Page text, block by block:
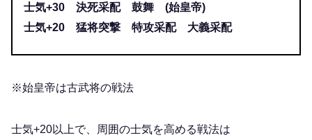
士気+30 決死采配 鼓舞 (始皇帝)
士気+20 猛将突撃 特攻采配 大義采配
※始皇帝は古武将の戦法
士気+20以上で、周囲の士気を高める戦法は